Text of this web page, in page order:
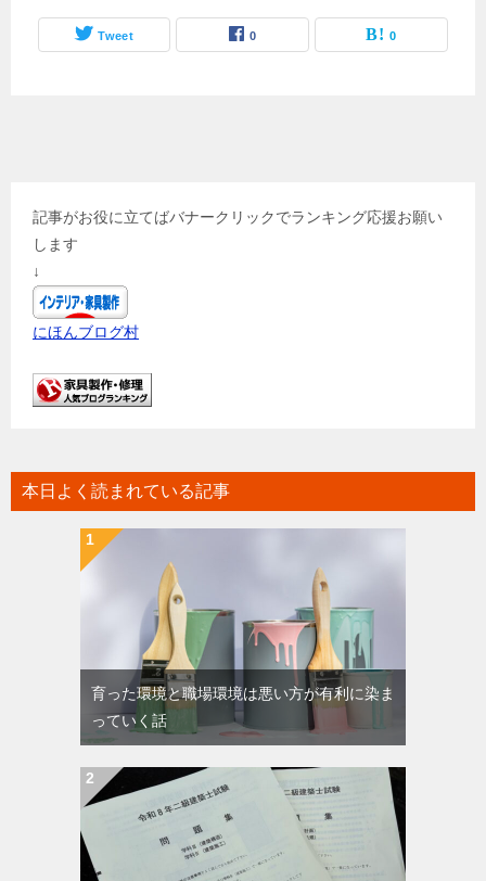
Tweet 0 0
記事がお役に立てばバナークリックでランキング応援お願い
します
↓
にほんブログ村
本日よく読まれている記事
育った環境と職場環境は悪い方が有利に染ま
っていく話